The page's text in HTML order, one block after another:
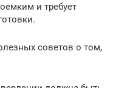
и требует
советов о том,